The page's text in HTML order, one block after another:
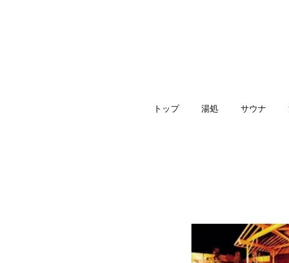
トップ 湯処 サウナ